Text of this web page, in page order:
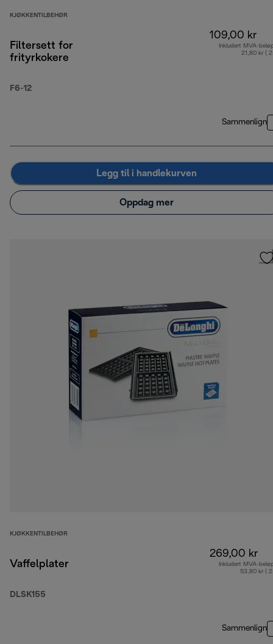
KJØKKENTILBEHØR
Filtersett for
frityrkokere
F6-12
109,00 kr
Inkludert MVA-
21,80 kr (
Sammenlign
Legg til i handlekurven
Oppdag mer
KJØKKENTILBEHØR
Vaffelplater
DLSK155
269,00 kr
Inkludert MVA-
53,80 kr (
Sammenlign